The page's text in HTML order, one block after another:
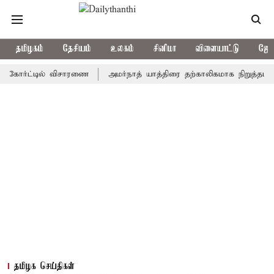
தமிழகம் தேசியம் உலகம் சினிமா விளையாட்டு
விசாரணை அமர்நாத் யாத்திரை தற்காலிகமாக நிறுத்தம்
தமிழக செய்திகள்